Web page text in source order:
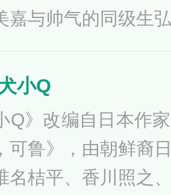
嘉与帅气的同级生
得，得而复失。让
乎想让你在两个小
，两人经历甜蜜热
相折磨，甚至是生
小Q
Q》改编自日本作
可鲁》，由朝鲜裔
名桔平、香川照之